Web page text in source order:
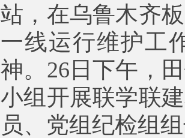
站，在乌鲁木齐
一线运行维护工
神。26日下午，
小组开展联学联
员、党组纪检组